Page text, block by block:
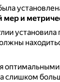
мер и
слишком